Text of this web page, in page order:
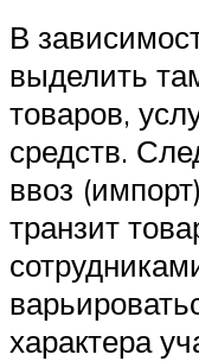
В
выделить
товаров,
средств.
ввоз
транзит
характера